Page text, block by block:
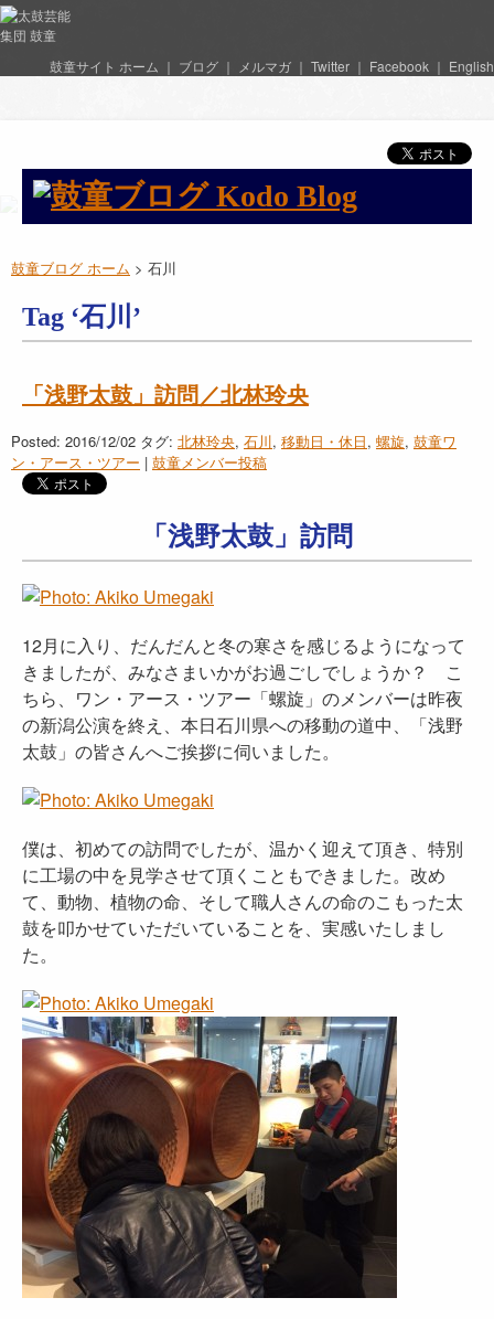
鼓童サイト ホーム ｜ ブログ ｜ メルマガ ｜ Twitter ｜ Facebook ｜ English
鼓童ブログ ホーム > 石川
Tag ‘石川’
「浅野太鼓」訪問／北林玲央
Posted: 2016/12/02 タグ: 北林玲央, 石川, 移動日・休日, 螺旋, 鼓童ワ
ン・アース・ツアー | 鼓童メンバー投稿
「浅野太鼓」訪問
12月に入り、だんだんと冬の寒さを感じるようになって
きましたが、みなさまいかがお過ごしでしょうか？ こ
ちら、ワン・アース・ツアー「螺旋」のメンバーは昨夜
の新潟公演を終え、本日石川県への移動の道中、「浅野
太鼓」の皆さんへご挨拶に伺いました。
僕は、初めての訪問でしたが、温かく迎えて頂き、特別
に工場の中を見学させて頂くこともできました。改め
て、動物、植物の命、そして職人さんの命のこもった太
鼓を叩かせていただいていることを、実感いたしまし
た。